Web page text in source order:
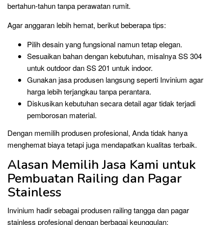
bertahun-tahun tanpa perawatan rumit.
Agar anggaran lebih hemat, berikut beberapa tips:
Pilih desain yang fungsional namun tetap elegan.
Sesuaikan bahan dengan kebutuhan, misalnya SS 304
untuk outdoor dan SS 201 untuk indoor.
Gunakan jasa produsen langsung seperti Invinium agar
harga lebih terjangkau tanpa perantara.
Diskusikan kebutuhan secara detail agar tidak terjadi
pemborosan material.
Dengan memilih produsen profesional, Anda tidak hanya
menghemat biaya tetapi juga mendapatkan kualitas terbaik.
Alasan Memilih Jasa Kami untuk
Pembuatan Railing dan Pagar
Stainless
Invinium hadir sebagai produsen railing tangga dan pagar
stainless profesional dengan berbagai keunggulan: